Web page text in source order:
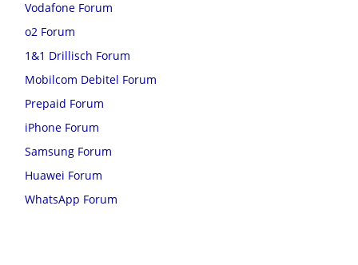
Vodafone Forum
o2 Forum
1&1 Drillisch Forum
Mobilcom Debitel Forum
Prepaid Forum
iPhone Forum
Samsung Forum
Huawei Forum
WhatsApp Forum